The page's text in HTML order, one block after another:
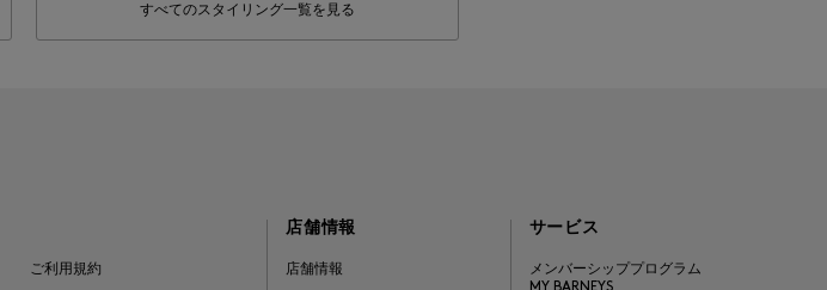
すべてのスタイリング一覧を見る
ご利用規約
店舗情報
店舗情報
サービス
メンバーシッププログラム